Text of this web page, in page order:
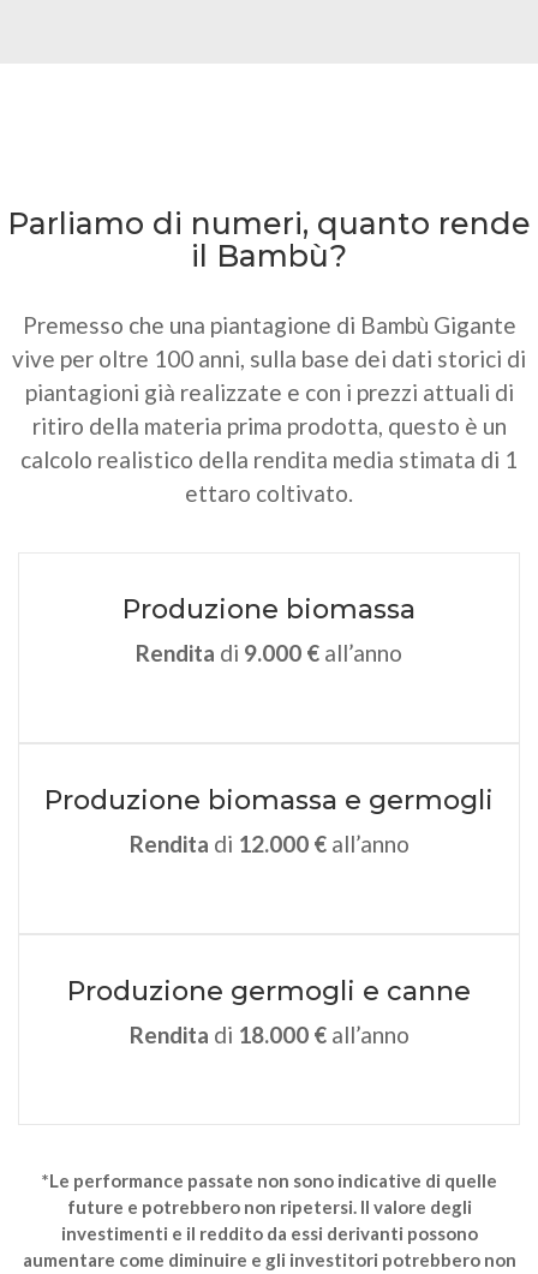
Parliamo di numeri, quanto rende
il Bambù?
Premesso che una piantagione di Bambù Gigante
vive per oltre 100 anni, sulla base dei dati storici di
piantagioni già realizzate e con i prezzi attuali di
ritiro della materia prima prodotta, questo è un
calcolo realistico della rendita media stimata di 1
ettaro coltivato.
Produzione biomassa
Rendita di 9.000 € all’anno
Produzione biomassa e germogli
Rendita di 12.000 €all’anno
Produzione germogli e canne
Rendita di 18.000 €all’anno
*Le performance passate non sono indicative di quelle
future e potrebbero non ripetersi. Il valore degli
investimenti e il reddito da essi derivanti possono
aumentare come diminuire e gli investitori potrebbero non